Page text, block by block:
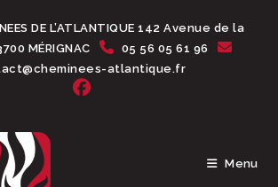
DE L’ATLANTIQUE 142 Avenue de la
MÉRIGNAC
05 56 05 61 96
atlantique.fr
Menu